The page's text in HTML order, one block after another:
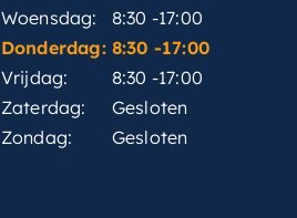
Woensdag:
8:30 -17:00
Donderdag: 8:30 -17:00
Vrijdag:
8:30 -17:00
Zaterdag:
Gesloten
Zondag:
Gesloten